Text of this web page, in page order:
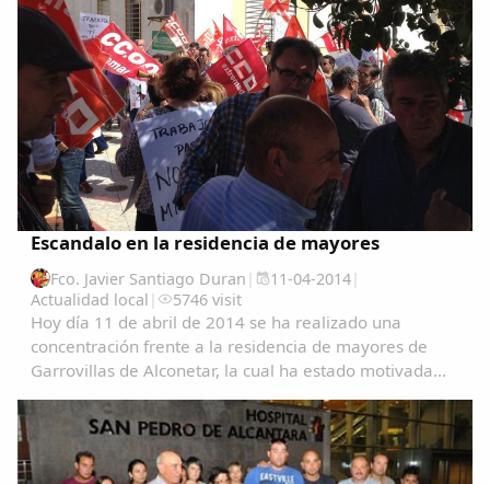
Escandalo en la residencia de mayores
Fco. Javier Santiago Duran | 11-04-2014|
Actualidad local | 5746 visit
Hoy día 11 de abril de 2014 se ha realizado una
concentración frente a la residencia de mayores de
Garrovillas de Alconetar, la cual ha estado motivada
despido, a todas luces improcedente, de...